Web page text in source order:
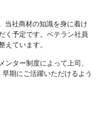
当社商材の知識を身に着け
く予定です。ベテラン社員
えています。
ンター制度によって上司、
期にご活躍いただけるよう